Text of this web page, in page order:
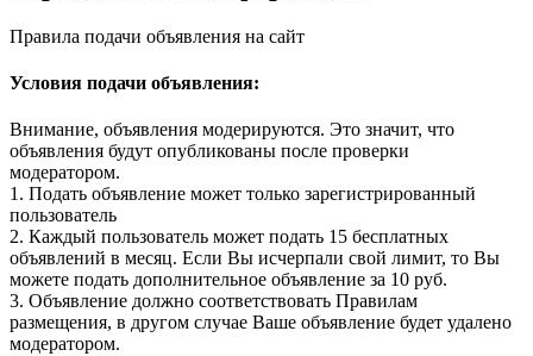
Правила подачи объявления на сайт
Условия подачи объявления:
Внимание, объявления модерируются. Это значит, что
объявления будут опубликованы после проверки
модератором.
1. Подать объявление может только зарегистрированный
пользователь
2. Каждый пользователь может подать 15 бесплатных
объявлений в месяц. Если Вы исчерпали свой лимит, то Вы
можете подать дополнительное объявление за 10 руб.
3. Объявление должно соответствовать Правилам
размещения, в другом случае Ваше объявление будет удалено
модератором.